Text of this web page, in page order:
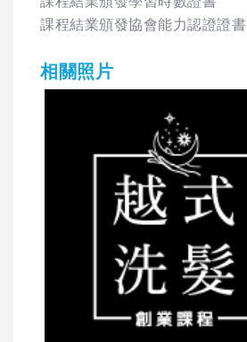
課程結業頒發協會能力認證證書
相關照片